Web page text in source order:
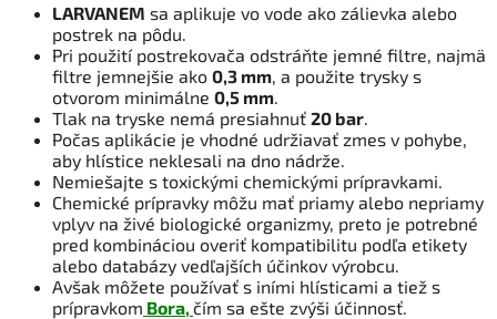
LARVANEM sa aplikuje vo vode ako zálievka alebo
postrek na pôdu.
Pri použití postrekovača odstráňte jemné filtre, najmä
filtre jemnejšie ako 0,3 mm, a použite trysky s
otvorom minimálne 0,5 mm.
Tlak na tryske nemá presiahnuť 20 bar.
Počas aplikácie je vhodné udržiavať zmes v pohybe,
aby hlístice neklesali na dno nádrže.
Nemiešajte s toxickými chemickými prípravkami.
Chemické prípravky môžu mať priamy alebo nepriamy
vplyv na živé biologické organizmy, preto je potrebné
pred kombináciou overiť kompatibilitu podľa etikety
alebo databázy vedľajších účinkov výrobcu.
Avšak môžete používať s iními hlísticami a tiež s
prípravkom Bora, čím sa ešte zvýši účinnosť.